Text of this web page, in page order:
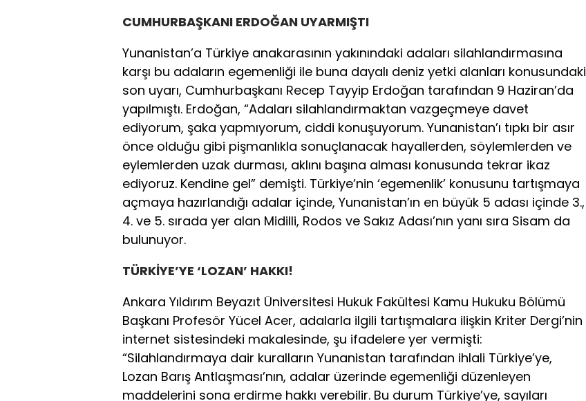
CUMHURBAŞKANI ERDOĞAN UYARMIŞTI
Yunanistan’a Türkiye anakarasının yakınındaki adaları silahlandırmasına
karşı bu adaların egemenliği ile buna dayalı deniz yetki alanları konusundaki
son uyarı, Cumhurbaşkanı Recep Tayyip Erdoğan tarafından 9 Haziran’da
yapılmıştı. Erdoğan, “Adaları silahlandırmaktan vazgeçmeye davet
ediyorum, şaka yapmıyorum, ciddi konuşuyorum. Yunanistan’ı tıpkı bir asır
önce olduğu gibi pişmanlıkla sonuçlanacak hayallerden, söylemlerden ve
eylemlerden uzak durması, aklını başına alması konusunda tekrar ikaz
ediyoruz. Kendine gel” demişti. Türkiye’nin ‘egemenlik’ konusunu tartışmaya
açmaya hazırlandığı adalar içinde, Yunanistan’ın en büyük 5 adası içinde 3.,
4. ve 5. sırada yer alan Midilli, Rodos ve Sakız Adası’nın yanı sıra Sisam da
bulunuyor.
TÜRKİYE’YE ‘LOZAN’ HAKKI!
Ankara Yıldırım Beyazıt Üniversitesi Hukuk Fakültesi Kamu Hukuku Bölümü
Başkanı Profesör Yücel Acer, adalarla ilgili tartışmalara ilişkin Kriter Dergi’nin
internet sistesindeki makalesinde, şu ifadelere yer vermişti:
“Silahlandırmaya dair kuralların Yunanistan tarafından ihlali Türkiye’ye,
Lozan Barış Antlaşması’nın, adalar üzerinde egemenliği düzenleyen
maddelerini sona erdirme hakkı verebilir. Bu durum Türkiye’ye, sayıları